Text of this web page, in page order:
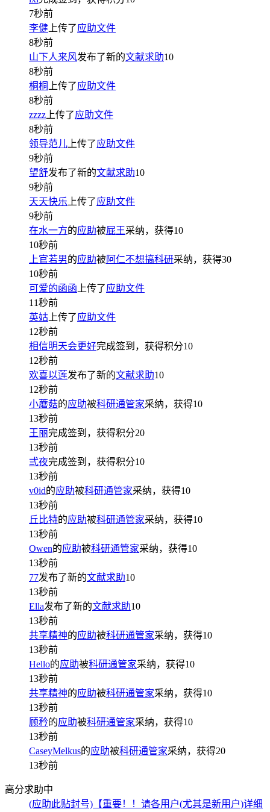
7秒前
李健 上传了应助文件
8秒前
山下人来风发布了新的文献求助10
8秒前
桐桐
上传了应助文件
8秒前
zzzz 上传了应助文件
8秒前
领导范儿 上传了应助文件
9秒前
望舒发布了新的文献求助10
9秒前
天天快乐 上传了应助文件
9秒前
在水一方的应助被屁王采纳，获得10
10秒前
上官若男的应助被阿仁不想搞科研采纳，获得30
10秒前
可爱的函函 上传了应助文件
11秒前
英姑 上传了应助文件
12秒前
相信明天会更好完成签到，获得积分10
12秒前
欢喜以莲发布了新的文献求助10
12秒前
小蘑菇的应助被科研通管家采纳，获得10
13秒前
王丽完成签到，获得积分20
13秒前
弎夜完成签到，获得积分10
13秒前
v0id的应助被科研通管家采纳，获得10
13秒前
丘比特的应助被科研通管家采纳，获得10
13秒前
Owen的应助被科研通管家采纳，获得10
13秒前
77发布了新的文献求助10
13秒前
Ella发布了新的文献求助10
13秒前
共享精神的应助被科研通管家采纳，获得10
13秒前
Hello的应助被科研通管家采纳，获得10
13秒前
共享精神的应助被科研通管家采纳，获得10
13秒前
顾矜的应助被科研通管家采纳，获得10
13秒前
CaseyMelkus的应助被科研通管家采纳，获得20
13秒前
高分求助中
(应助此贴封号)【重要！！请各用户(尤其是新用户)详细